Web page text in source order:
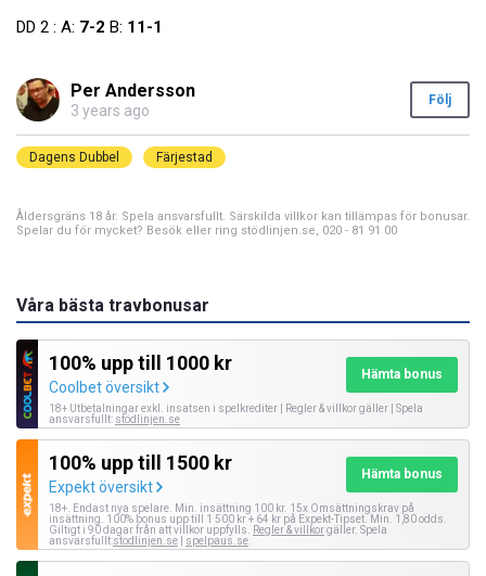
DD 2 : A: 7-2 B: 11-1
Per Andersson
3 years ago
Följ
Dagens Dubbel Färjestad
Åldersgräns 18 år. Spela ansvarsfullt. Särskilda villkor kan tillämpas för bonusar.
Spelar du för mycket? Besök eller ring stödlinjen.se, 020 - 81 91 00
Våra bästa travbonusar
100% upp till 1000 kr
Coolbet översikt
Hämta bonus
18+ Utbetalningar exkl. insatsen i spelkrediter | Regler & villkor gäller | Spela
ansvarsfullt: stödlinjen.se
100% upp till 1500 kr
Expekt översikt
Hämta bonus
18+. Endast nya spelare. Min. insättning 100 kr. 15x Omsättningskrav på
insättning. 100% bonus upp till 1 500 kr + 64 kr på Expekt-Tipset. Min. 1,80 odds.
Giltigt i 90 dagar från att villkor uppfylls.
Regler & villkorgäller. Spela
ansvarsfullt:stodlinjen.se spelpaus.se